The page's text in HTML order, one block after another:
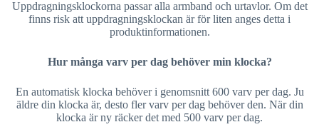
Uppdragningsklockorna passar alla armband och urtavlor. Om det
finns risk att uppdragningsklockan är för liten anges detta i
produktinformationen.
Hur många varv per dag behöver min klocka?
En automatisk klocka behöver i genomsnitt 600 varv per dag. Ju
äldre din klocka är, desto fler varv per dag behöver den. När din
klocka är ny räcker det med 500 varv per dag.